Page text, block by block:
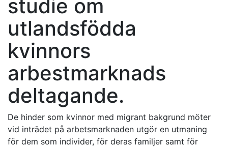
studie om
utlandsfödda
kvinnors
arbestmarknads
deltagande.
De hinder som kvinnor med migrant bakgrund möter
vid inträdet på arbetsmarknaden utgör en utmaning
för dem som individer, för deras familjer samt för